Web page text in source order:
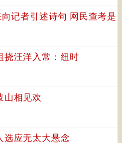
记者引述诗句 网民查考是
挠汪洋入常：纽时
山相见欢
选应无太大悬念